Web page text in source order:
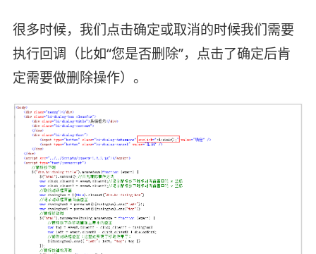
很多时候，我们点击确定或取消的时候我们需要
执行回调（比如“您是否删除”，点击了确定后肯
定需要做删除操作）。